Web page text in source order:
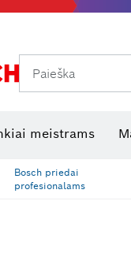
Paieška
meistrams
Bosch priedai
profesionalams